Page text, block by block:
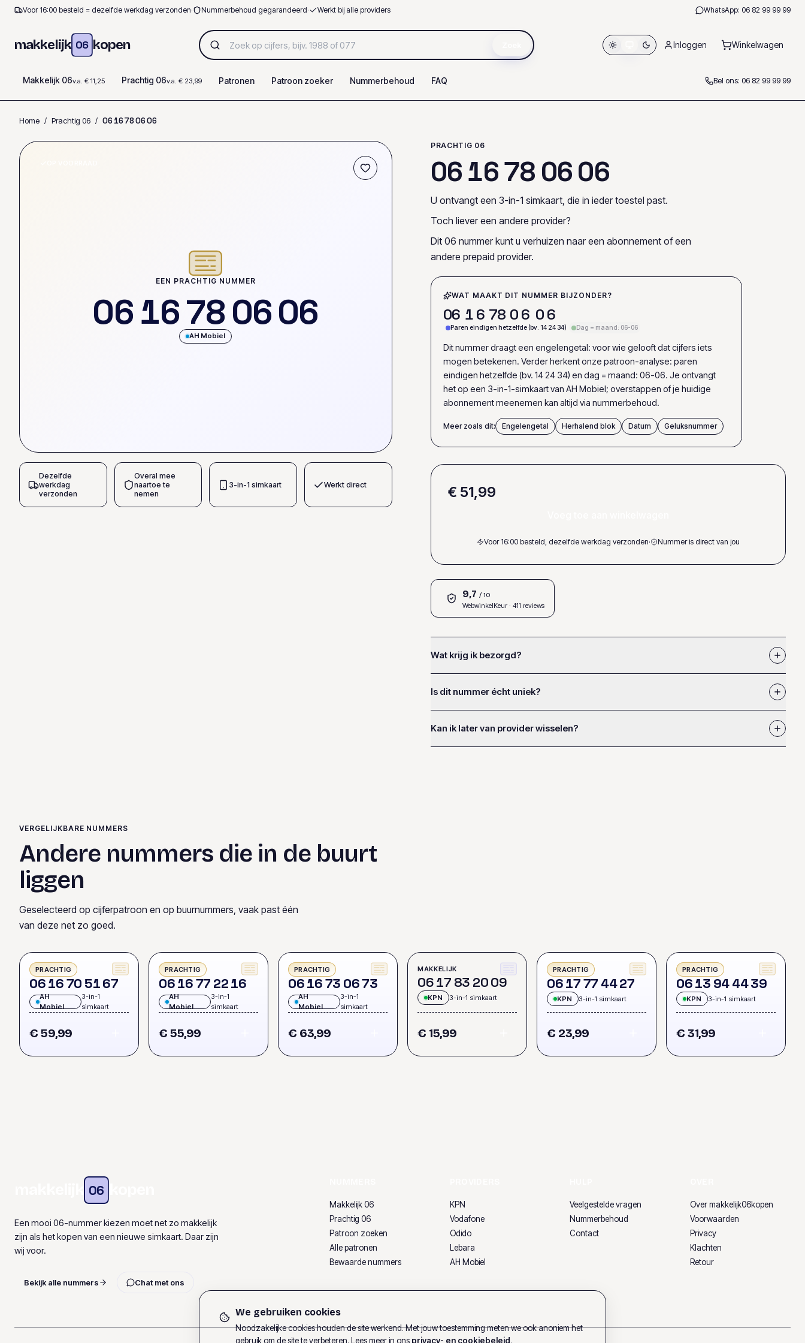
Voor 16:00 besteld = dezelfde werkdag verzonden· Nummerbehoud gegarandeerd· Werkt bij alle providers WhatsApp: 06 82 99 99 99
makkelijk 06 kopen Inloggen Winkelwagen
Makkelijk 06v.a. € 11,25 Prachtig 06v.a. € 23,99 Patronen Patroon zoeker Nummerbehoud FAQ Bel ons: 06 82 99 99 99
Home / Prachtig 06 / 0616780606
EEN PRACHTIG NUMMER
0616780606
AH Mobiel
Dezelfde
werkdag
verzonden
Overal mee
naartoe te
nemen
3-in-1 simkaart Werkt direct
PRACHTIG 06
061678 0606
U ontvangt een 3-in-1 simkaart, die in ieder toestel past.
Toch liever een andere provider?
Dit 06 nummer kunt u verhuizen naar een abonnement of een
andere prepaid provider.
WAT MAAKT DIT NUMMER BIJZONDER?
06 16 78 06 06
Paren eindigen hetzelfde (bv. 14 24 34) Dag = maand: 06-06
Dit nummer draagt een engelengetal: voor wie gelooft dat cijfers iets
mogen betekenen. Verder herkent onze patroon-analyse: paren
eindigen hetzelfde (bv. 14 24 34) en dag = maand: 06-06. Je ontvangt
het op een 3-in-1-simkaart van AH Mobiel; overstappen of je huidige
abonnement meenemen kan altijd via nummerbehoud.
Meer zoals dit: Engelengetal Herhalend blok Datum Geluksnummer
€ 51,99
Voor 16:00 besteld, dezelfde werkdag verzonden· Nummer is direct van jou
9,7 / 10
WebwinkelKeur· 411 reviews
Wat krijg ik bezorgd?
Is dit nummer écht uniek?
Kan ik later van provider wisselen?
VERGELIJKBARE NUMMERS
Andere nummers die in de buurt
liggen
Geselecteerd op cijferpatroon en op buurnummers, vaak past één
van deze net zo goed.
PRACHTIG
061670 5167
AH
Mobiel
3-in-1
simkaart
€ 59,99
PRACHTIG
061677 2216
AH
Mobiel
3-in-1
simkaart
€ 55,99
PRACHTIG
061673 0673
AH
Mobiel
3-in-1
simkaart
€ 63,99
MAKKELIJK
0617 83 2009
KPN 3-in-1 simkaart
€ 15,99
PRACHTIG
061777 4427
KPN 3-in-1 simkaart
€ 23,99
PRACHTIG
0613 944439
KPN 3-in-1 simkaart
€ 31,99
06
Een mooi 06-nummer kiezen moet net zo makkelijk
zijn als het kopen van een nieuwe simkaart. Daar zijn
wij voor.
Bekijk alle nummers Chat met ons
Makkelijk 06
Prachtig 06
Patroon zoeken
Alle patronen
Bewaarde nummers
KPN
Vodafone
Odido
Lebara
AH Mobiel
Veelgestelde vragen
Nummerbehoud
Contact
Over makkelijk06kopen
Voorwaarden
Privacy
Klachten
Retour
We gebruiken cookies
Noodzakelijke cookies houden de site werkend. Met jouw toestemming meten we ook anoniem het
gebruik om de site te verbeteren. Lees meer in ons privacy- en cookiebeleid.